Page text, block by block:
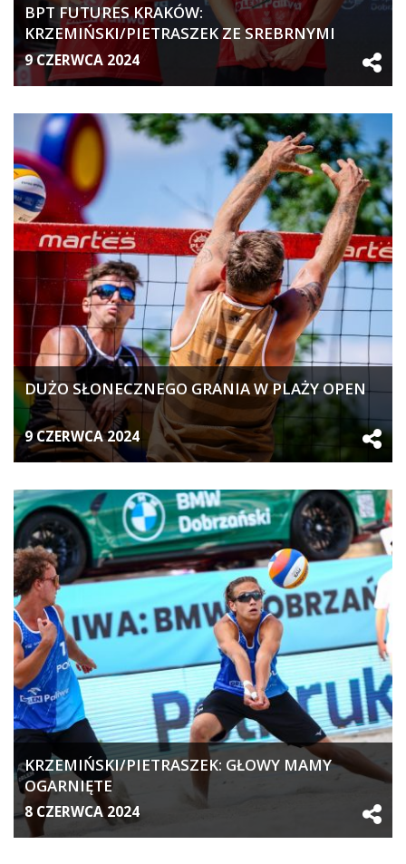
BPT FUTURES KRAKÓW:
KRZEMIŃSKI/PIETRASZEK ZE SREBRNYMI
MEDALAMI
9 CZERWCA 2024
DUŻO SŁONECZNEGO GRANIA W PLAŻY OPEN
9 CZERWCA 2024
KRZEMIŃSKI/PIETRASZEK: GŁOWY MAMY
OGARNIĘTE
8 CZERWCA 2024